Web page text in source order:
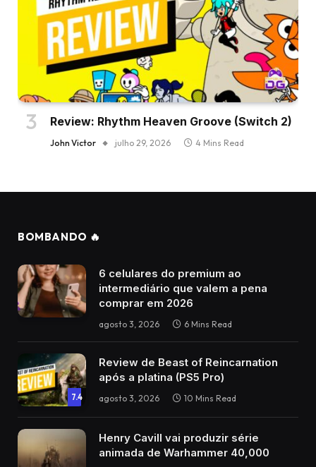
Review: Rhythm Heaven Groove (Switch 2)
John Victor julho 29, 2026 4 Mins Read
BOMBANDO 🔥
6 celulares do premium ao
intermediário que valem a pena
comprar em 2026
agosto 3, 2026 6 Mins Read
7.4
Review de Beast of Reincarnation
após a platina (PS5 Pro)
agosto 3, 2026 10 Mins Read
Henry Cavill vai produzir série
animada de Warhammer 40,000